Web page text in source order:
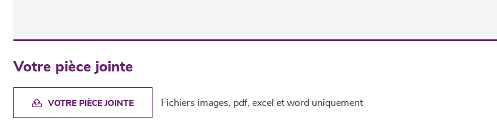
Votre pièce jointe
VOTRE PIÈCE JOINTE Fichiers images, pdf, excel et word uniquement